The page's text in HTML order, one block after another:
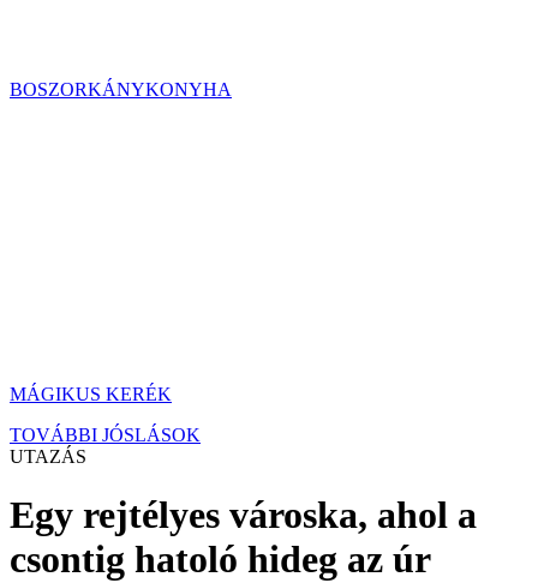
BOSZORKÁNYKONYHA
MÁGIKUS KERÉK
TOVÁBBI JÓSLÁSOK
UTAZÁS
Egy rejtélyes városka, ahol a
csontig hatoló hideg az úr